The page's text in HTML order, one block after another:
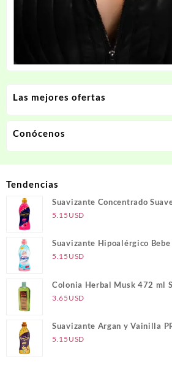
Las mejores ofertas
Conócenos
Tendencias
Suavizante Concentrado
5.15 USD
Suavizante Hipoalérgico Bebe
5.15 USD
Colonia Herbal Musk 472 ml
3.65 USD
Suavizante Argan y Vainilla
5.15 USD